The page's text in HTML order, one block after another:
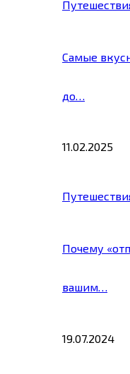
Самые
до…
11.02.2025
Почему
вашим…
19.07.2024